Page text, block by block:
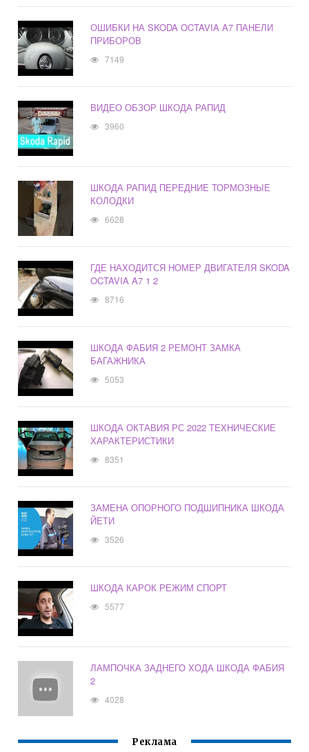
ОШИБКИ НА SKODA OCTAVIA A7 ПАНЕЛИ
ПРИБОРОВ
7149
ВИДЕО ОБЗОР ШКОДА РАПИД
3960
ШКОДА РАПИД ПЕРЕДНИЕ ТОРМОЗНЫЕ
КОЛОДКИ
6628
ГДЕ НАХОДИТСЯ НОМЕР ДВИГАТЕЛЯ SKODA
OCTAVIA A7 1 2
8716
ШКОДА ФАБИЯ 2 РЕМОНТ ЗАМКА
БАГАЖНИКА
5053
ШКОДА ОКТАВИЯ РС 2022 ТЕХНИЧЕСКИЕ
ХАРАКТЕРИСТИКИ
8351
ЗАМЕНА ОПОРНОГО ПОДШИПНИКА ШКОДА
ЙЕТИ
3526
ШКОДА КАРОК РЕЖИМ СПОРТ
5577
ЛАМПОЧКА ЗАДНЕГО ХОДА ШКОДА ФАБИЯ
2
4028
Реклама